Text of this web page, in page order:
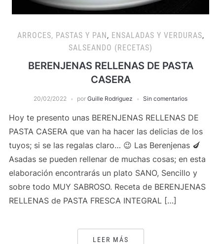
ARROCES, PASTAS Y PAN, ENSALADAS Y VERDURAS,
SALSEANDO (RECETAS)
BERENJENAS RELLENAS DE PASTA
CASERA
20/02/2022 por Guille Rodriguez Sin comentarios
Hoy te presento unas BERENJENAS RELLENAS DE
PASTA CASERA que van ha hacer las delicias de los
tuyos; si se las regalas claro… 😉 Las Berenjenas 🍆
Asadas se pueden rellenar de muchas cosas; en esta
elaboración encontrarás un plato SANO, Sencillo y
sobre todo MUY SABROSO. Receta de BERENJENAS
RELLENAS de PASTA FRESCA INTEGRAL […]
LEER MÁS